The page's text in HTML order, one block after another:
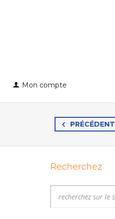
Mon compte
PRÉCÉDENT
Recherchez